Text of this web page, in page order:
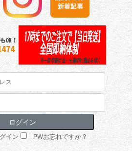
イン PWお忘れですか？